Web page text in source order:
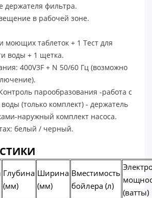
держателя фильтра.
в рабочей зоне.
моющих таблеток + 1 Тест для
воды + 1 щетка.
400V3F + N 50/60 Гц (возможно
парообразования -работа с
(только комплект) - держатель
наружный комплект насоса.
белый / черный.
Глубина
(мм)
Ширина
(мм)
Вместимость
бойлера (л)
(ватты)